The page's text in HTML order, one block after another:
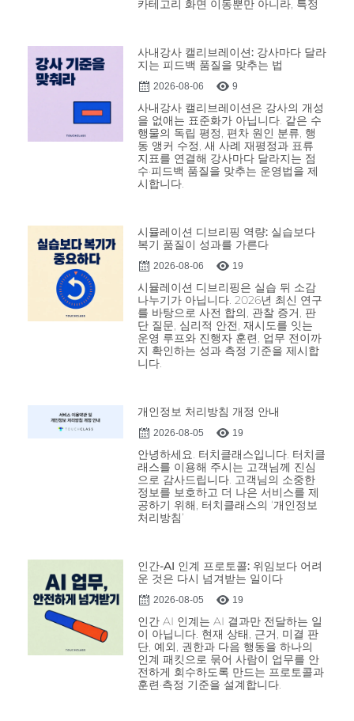
카테고리 화면 이동뿐만 아니라, 특정
사내강사 캘리브레이션: 강사마다 달라
지는 피드백 품질을 맞추는 법
2026-08-06 9
사내강사 캘리브레이션은 강사의 개성
을 없애는 표준화가 아닙니다. 같은 수
행물의 독립 평정, 편차 원인 분류, 행
동 앵커 수정, 새 사례 재평정과 표류
지표를 연결해 강사마다 달라지는 점
수·피드백 품질을 맞추는 운영법을 제
시합니다.
시뮬레이션 디브리핑 역량: 실습보다
복기 품질이 성과를 가른다
2026-08-06 19
시뮬레이션 디브리핑은 실습 뒤 소감
나누기가 아닙니다. 2026년 최신 연구
를 바탕으로 사전 합의, 관찰 증거, 판
단 질문, 심리적 안전, 재시도를 잇는
운영 루프와 진행자 훈련, 업무 전이까
지 확인하는 성과 측정 기준을 제시합
니다.
개인정보 처리방침 개정 안내
2026-08-05 19
안녕하세요. 터치클래스입니다. 터치클
래스를 이용해 주시는 고객님께 진심
으로 감사드립니다. 고객님의 소중한
정보를 보호하고 더 나은 서비스를 제
공하기 위해, 터치클래스의 ‘개인정보
처리방침’
인간-AI 인계 프로토콜: 위임보다 어려
운 것은 다시 넘겨받는 일이다
2026-08-05 19
인간 AI 인계는 AI 결과만 전달하는 일
이 아닙니다. 현재 상태, 근거, 미결 판
단, 예외, 권한과 다음 행동을 하나의
인계 패킷으로 묶어 사람이 업무를 안
전하게 회수하도록 만드는 프로토콜과
훈련·측정 기준을 설계합니다.